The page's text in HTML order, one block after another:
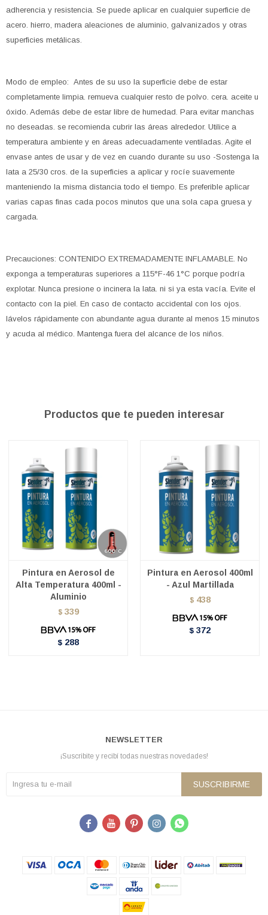
adherencia y resistencia. Se puede aplicar en cualquier superficie de
acero. hierro, madera aleaciones de aluminio, galvanizados y otras
superficies metálicas.
Modo de empleo: Antes de su uso la superficie debe de estar
completamente limpia. remueva cualquier resto de polvo. cera. aceite u
óxido. Además debe de estar libre de humedad. Para evitar manchas
no deseadas. se recomienda cubrir las áreas alrededor. Utilice a
temperatura ambiente y en áreas adecuadamente ventiladas. Agite el
envase antes de usar y de vez en cuando durante su uso -Sostenga la
lata a 25/30 cros. de la superficies a aplicar y rocíe suavemente
manteniendo la misma distancia todo el tiempo. Es preferible aplicar
varias capas finas cada pocos minutos que una sola capa gruesa y
cargada.
Precauciones: CONTENIDO EXTREMADAMENTE INFLAMABLE. No
exponga a temperaturas superiores a 115°F-46 1°C porque podría
explotar. Nunca presione o incinera la lata. ni si ya esta vacía. Evite el
contacto con la piel. En caso de contacto accidental con los ojos.
lávelos rápidamente con abundante agua durante al menos 15 minutos
y acuda al médico. Mantenga fuera del alcance de los niños.
Productos que te pueden interesar
Pintura en Aerosol de
Alta Temperatura 400ml -
Aluminio
$ 339
$ 288
Pintura en Aerosol 400ml
- Azul Martillada
$ 438
$ 372
NEWSLETTER
¡Suscribite y recibí todas nuestras novedades!
SUSCRIBIRME
    